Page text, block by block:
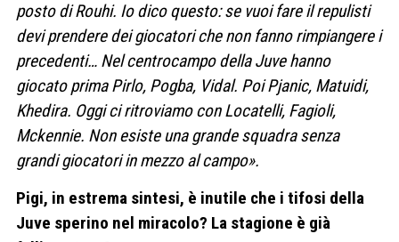
posto di Rouhi. Io dico questo: se vuoi fare il repulisti
devi prendere dei giocatori che non fanno rimpiangere i
precedenti… Nel centrocampo della Juve hanno
giocato prima Pirlo, Pogba, Vidal. Poi Pjanic, Matuidi,
Khedira. Oggi ci ritroviamo con Locatelli, Fagioli,
Mckennie. Non esiste una grande squadra senza
grandi giocatori in mezzo al campo».
Pigi, in estrema sintesi, è inutile che i tifosi della
Juve sperino nel miracolo? La stagione è già